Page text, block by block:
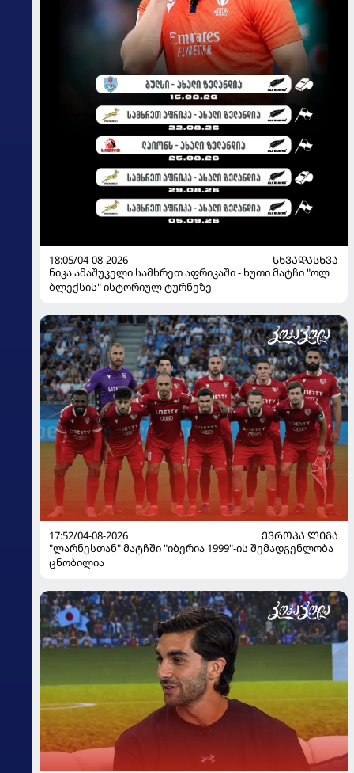
18:05/04-08-2026
ᲡᲮᲕᲐᲓᲐᲡᲮᲕᲐ
ნიკა ამაშუკელი სამხრეთ აფრიკაში - ხუთი მატჩი "ოლ
ბლექსის" ისტორიულ ტურნეზე
17:52/04-08-2026
ᲔᲕᲠᲝᲞᲐ ᲚᲘᲒᲐ
"ლარნესთან" მატჩში "იბერია 1999"-ის შემადგენლობა
ცნობილია